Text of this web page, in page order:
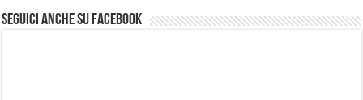
Seguici anche su Facebook